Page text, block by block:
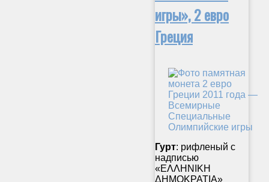
игры», 2 евро
Греция
Гурт: рифленый с
надписью
«ΕΛΛΗΝΙΚΗ
ΔΗΜΟΚΡΑΤΙΑ»